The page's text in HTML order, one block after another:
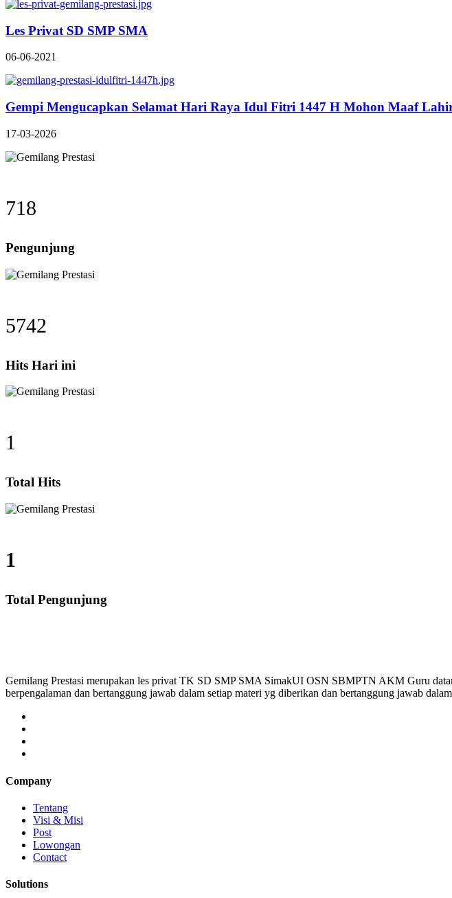
Les Privat SD SMP SMA
06-06-2021
Gempi Mengucapkan Selamat Hari Raya Idul Fitri 1447 H Mohon Maaf
17-03-2026
718
Pengunjung
5742
Hits Hari ini
1
Total Hits
1
Total Pengunjung
Gemilang Prestasi merupakan les privat TK SD SMP SMA SimakUI OSN SBMPTN AKM Guru
berpengalaman dan bertanggung jawab dalam setiap materi yg diberikan dan bertanggung jawab
Company
Tentang
Visi & Misi
Post
Lowongan
Contact
Solutions